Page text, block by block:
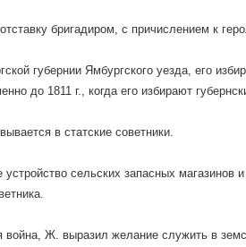
бригадиром, с причислением к
губернии Ямбургского уезда, его
до 1811 г., когда его избирают
в статские советники.
сельских запасных магазинов
война, Ж. выразил желание служить в